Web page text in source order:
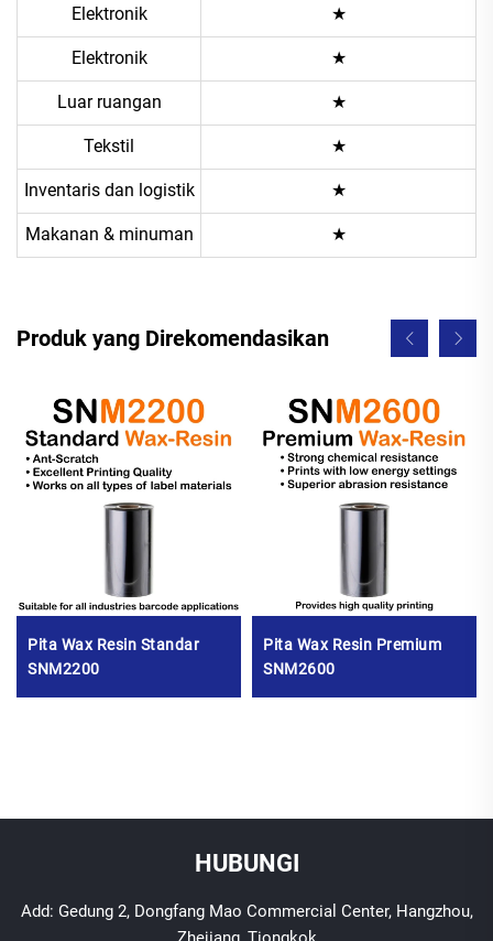
Elektronik ★
Elektronik ★
Luar ruangan ★
Tekstil ★
Inventaris dan logistik ★
Makanan & minuman ★
Produk yang Direkomendasikan
Pita Wax Resin Standar
SNM2200
Pita Wax Resin Premium
SNM2600
HUBUNGI
Add: Gedung 2, Dongfang Mao Commercial Center, Hangzhou,